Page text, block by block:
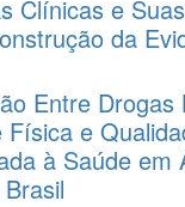
Clínicas e
da
Entre Drogas
Física e
à Saúde em